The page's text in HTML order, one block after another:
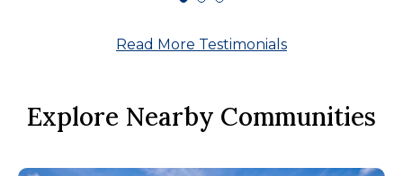
Read More Testimonials
Explore Nearby Communities